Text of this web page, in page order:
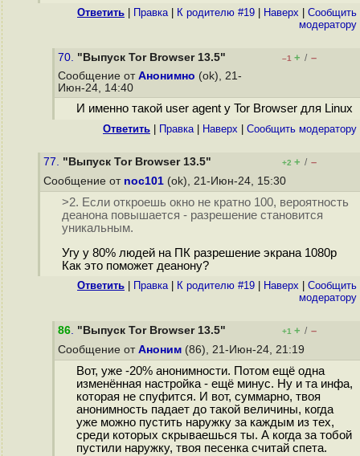
Ответить Правка| К родителю #19 Наверх
Cообщить
модератору
70. "Выпуск Tor Browser 13.5" –1 + / –
Сообщение от Анонимно (ok), 21-
Июн-24, 14:40
И именно такой user agent у Tor Browser для Linux
Ответить Правка| Наверх Cообщить модератору
77. "Выпуск Tor Browser 13.5" +2 + / –
Сообщение от noc101 (ok), 21-Июн-24, 15:30
>2. Если откроешь окно не кратно 100, вероятность
деанона повышается - разрешение становится
уникальным.
Угу у 80% людей на ПК разрешение экрана 1080р
Как это поможет деанону?
Ответить Правка| К родителю #19 Наверх
Cообщить
модератору
86. "Выпуск Tor Browser 13.5" +1 + / –
Сообщение от Аноним (86), 21-Июн-24, 21:19
Вот, уже -20% анонимности. Потом ещё одна
изменённая настройка - ещё минус. Ну и та инфа,
которая не спуфится. И вот, суммарно, твоя
анонимность падает до такой величины, когда
уже можно пустить наружку за каждым из тех,
среди которых скрываешься ты. А когда за тобой
пустили наружку, твоя песенка считай спета.